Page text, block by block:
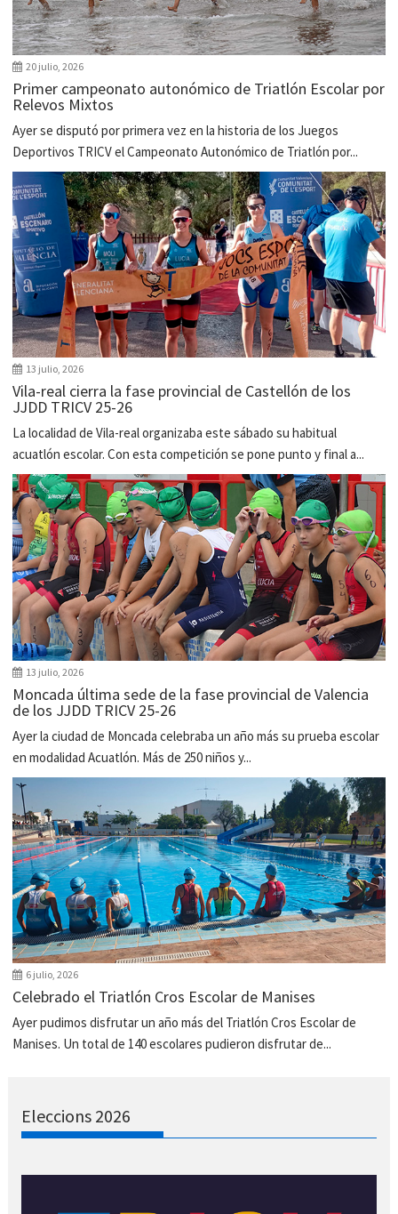
20 julio, 2026
Primer campeonato autonómico de Triatlón Escolar por
Relevos Mixtos
Ayer se disputó por primera vez en la historia de los Juegos
Deportivos TRICV el Campeonato Autonómico de Triatlón por...
13 julio, 2026
Vila-real cierra la fase provincial de Castellón de los
JJDD TRICV 25-26
La localidad de Vila-real organizaba este sábado su habitual
acuatlón escolar. Con esta competición se pone punto y final a...
13 julio, 2026
Moncada última sede de la fase provincial de Valencia
de los JJDD TRICV 25-26
Ayer la ciudad de Moncada celebraba un año más su prueba escolar
en modalidad Acuatlón. Más de 250 niños y...
6 julio, 2026
Celebrado el Triatlón Cros Escolar de Manises
Ayer pudimos disfrutar un año más del Triatlón Cros Escolar de
Manises. Un total de 140 escolares pudieron disfrutar de...
Eleccions 2026